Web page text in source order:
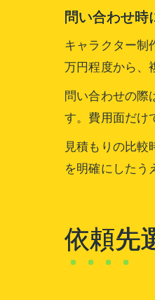
問い合わせ時
キャラクター制
万円程度から、
問い合わせの際
す。費用面だけ
見積もりの比較
を明確にしたう
依頼先